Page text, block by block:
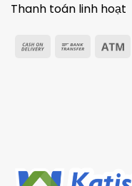
Thanh toán linh hoạt
Cash
Bank